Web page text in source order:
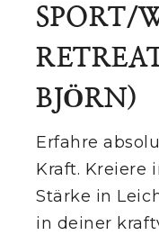
SPORT/
BJÖRN)
Erfahre
Kraft. Kreiere
Stärke in
in deiner